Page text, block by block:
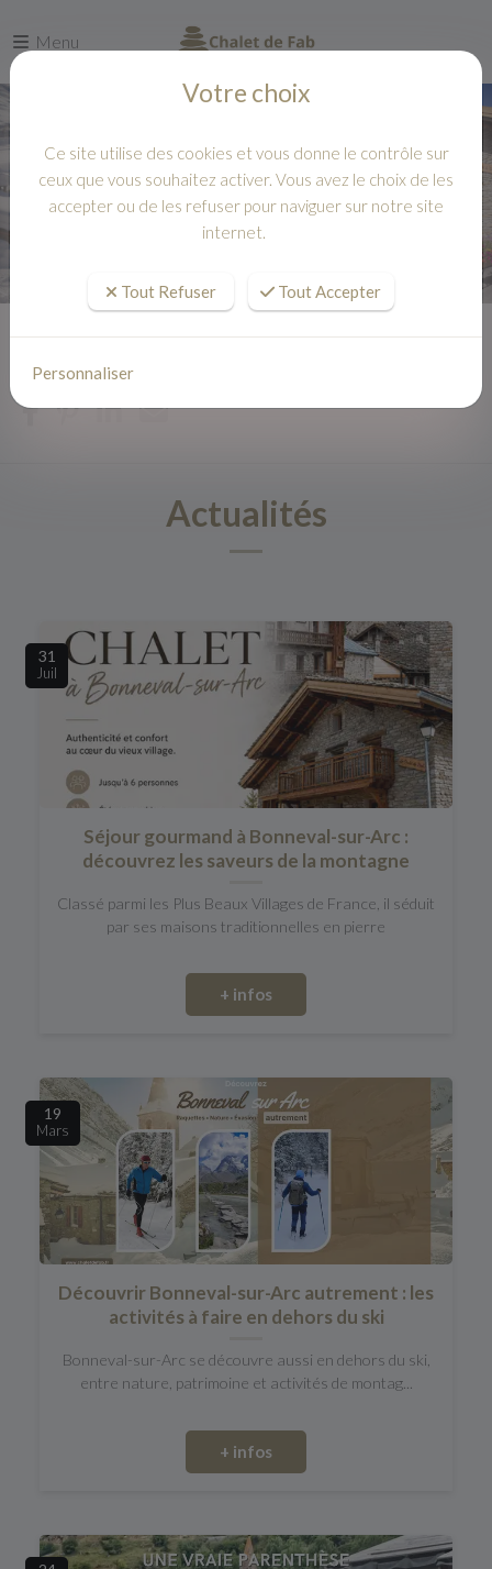
Menu
Actualités
31
Juil
Séjour gourmand à Bonneval-sur-Arc :
découvrez les saveurs de la montagne
Classé parmi les Plus Beaux Villages de France, il séduit
par ses maisons traditionnelles en pierre
+ infos
19
Mars
Découvrir Bonneval-sur-Arc autrement : les
activités à faire en dehors du ski
Bonneval-sur-Arc se découvre aussi en dehors du ski,
entre nature, patrimoine et activités de montag...
+ infos
Votre choix
Ce site utilise des cookies et vous donne le contrôle sur
ceux que vous souhaitez activer. Vous avez le choix de les
accepter ou de les refuser pour naviguer sur notre site
internet.
Tout Refuser Tout Accepter
Personnaliser